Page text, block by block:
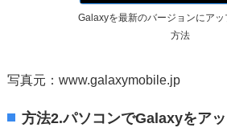
Galaxyを最新のバージョンにアッ
方法
写真元：www.galaxymobile.jp
方法2.パソコンでGalaxyをア